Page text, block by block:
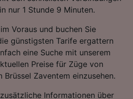
nur 1 Stunde 9 Minuten.
Voraus und buchen Sie
günstigsten Tarife ergattern
eine Suche mit unserem
Preise für Züge von
Brüssel Zaventem einzusehen.
Informationen über
zur Identifikation
von oder Zugriff auf
einem Endgerät.
und Inhalte, Messung
und der Performance von
sowie